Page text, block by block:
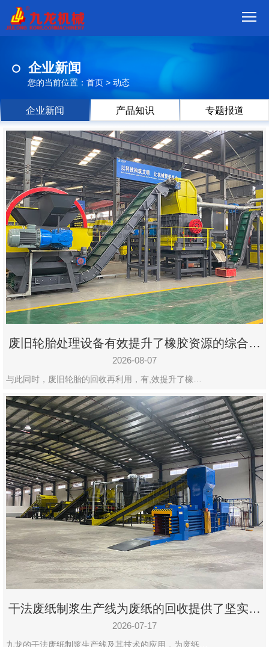
品
视
频
现
场
方
案
动
态
联
系
郑
州
市
九
设
有
限
公
司
豫
ICP
备
19020390
号-1
企业新闻
您的当前位置： 首页 > 动态
企业新闻 产品知识 专题报道
废旧轮胎处理设备有效提升了橡胶资源的综合利
用率
2026-08-07
与此同时，废旧轮胎的回收再利用，有,效提升了橡…
干法废纸制浆生产线为废纸的回收提供了坚实的
保障
2026-07-17
九龙的干法废纸制浆生产线及其技术的应用，为废纸…